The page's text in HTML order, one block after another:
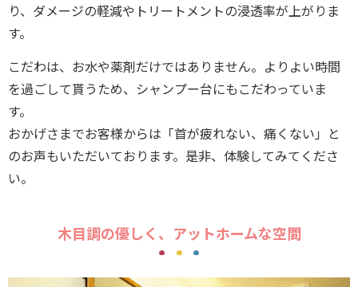
り、ダメージの軽減やトリートメントの浸透率が上がりま
す。
こだわは、お水や薬剤だけではありません。よりよい時間
を過ごして貰うため、シャンプー台にもこだわっていま
す。
おかげさまでお客様からは「首が疲れない、痛くない」と
のお声もいただいております。是非、体験してみてくださ
い。
木目調の優しく、アットホームな空間